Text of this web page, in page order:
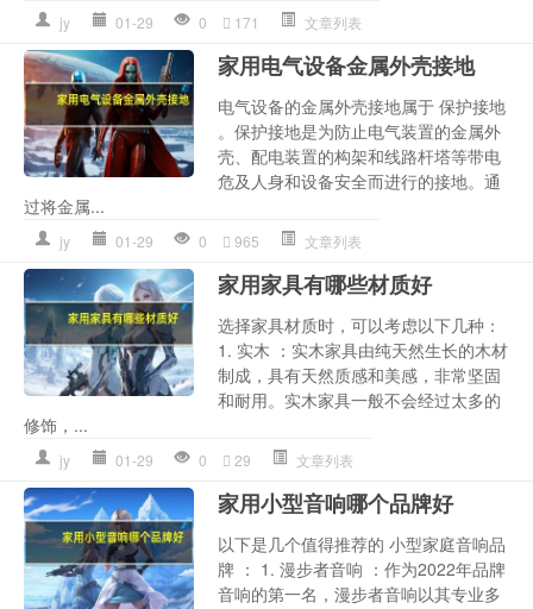
jy 01-29 0 171 文章列表
家用电气设备金属外壳接地
电气设备的金属外壳接地属于 保护接地
。保护接地是为防止电气装置的金属外
壳、配电装置的构架和线路杆塔等带电
危及人身和设备安全而进行的接地。通
过将金属...
jy 01-29 0 965 文章列表
家用家具有哪些材质好
选择家具材质时，可以考虑以下几种：
1. 实木 ：实木家具由纯天然生长的木材
制成，具有天然质感和美感，非常坚固
和耐用。实木家具一般不会经过太多的
修饰，...
jy 01-29 0 29 文章列表
家用小型音响哪个品牌好
以下是几个值得推荐的 小型家庭音响品
牌 ： 1. 漫步者音响 ：作为2022年品牌
音响的第一名，漫步者音响以其专业多